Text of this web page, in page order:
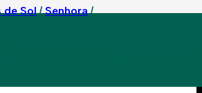
de Sol Senhora
A 4231U